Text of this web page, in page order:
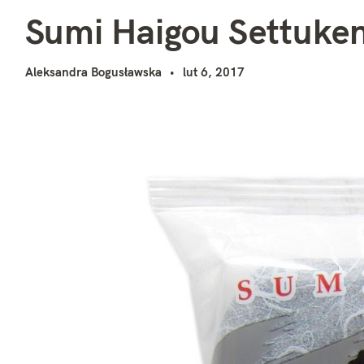
Sumi Haigou
Aleksandra Bogusławska lut 6, 2017